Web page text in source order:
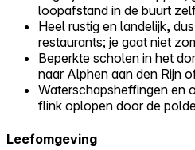
loopafstand in de buurt
Heel rustig en landelijk,
restaurants; je gaat niet
Beperkte scholen in het
naar Alphen aan den Rijn
Waterschapsheffingen en
flink oplopen door de
Leefomgeving